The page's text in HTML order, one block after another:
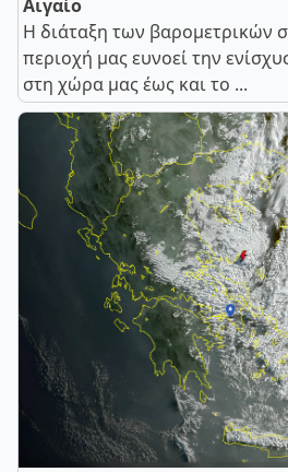
Αιγαίο
Η διάταξη των βαρομετρικών
περιοχή μας ευνοεί την
στη χώρα μας έως και το ...